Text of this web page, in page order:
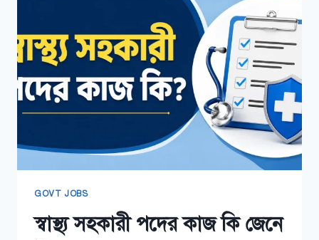
সময়সূচী
GOVT JOBS
স্বাস্থ্য সহকারী পদের কাজ কি জেনে